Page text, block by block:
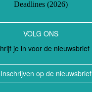
Deadlines (2026)
VOLG ONS
je in voor de nieuwsbrief
Inschrijven op de nieuwsbrief